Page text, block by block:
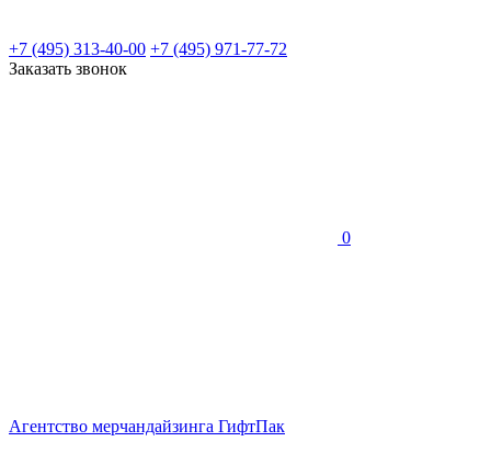
+7 (495) 313-40-00 +7 (495) 971-77-72
Заказать звонок
0
Агентство мерчандайзинга ГифтПак